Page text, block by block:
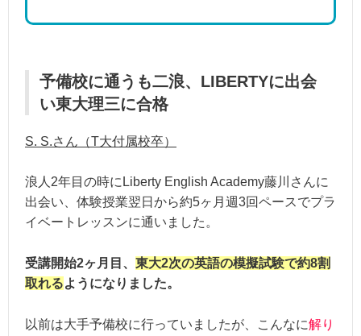
予備校に通うも二浪、LIBERTYに出会
い東大理三に合格
S. S.さん（T大付属校卒）
浪人2年目の時にLiberty English Academy藤川さんに
出会い、体験授業翌日から約5ヶ月週3回ペースでプラ
イベートレッスンに通いました。
受講開始2ヶ月目、 東大2次の英語の模擬試験で約8割
取れるようになりました。
以前は大手予備校に行っていましたが、こんなに解り